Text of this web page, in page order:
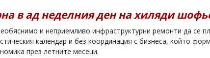
в ад неделния ден на хиляди
и неприемливо инфраструктурни ремонти да се
календар и без координация с бизнеса, който
през летните месеци.